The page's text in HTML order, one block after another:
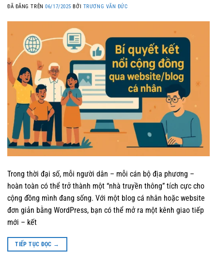
ĐÃ ĐĂNG TRÊN06/17/2025 BỞI TRƯƠNG VĂN ĐỨC
Trong thời đại số, mỗi người dân – mỗi cán bộ địa phương –
hoàn toàn có thể trở thành một “nhà truyền thông” tích cực cho
cộng đồng mình đang sống. Với một blog cá nhân hoặc website
đơn giản bằng WordPress, bạn có thể mở ra một kênh giao tiếp
mới – kết
TIẾP TỤC ĐỌC →